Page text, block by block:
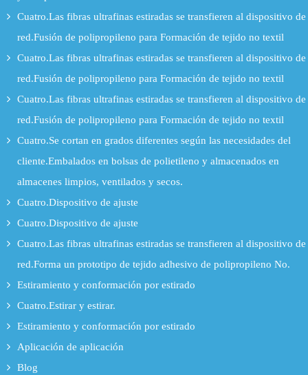
Cuatro.Las fibras ultrafinas estiradas se transfieren al dispositivo de
red.Fusión de polipropileno para Formación de tejido no textil
Cuatro.Las fibras ultrafinas estiradas se transfieren al dispositivo de
red.Fusión de polipropileno para Formación de tejido no textil
Cuatro.Las fibras ultrafinas estiradas se transfieren al dispositivo de
red.Fusión de polipropileno para Formación de tejido no textil
Cuatro.Se cortan en grados diferentes según las necesidades del
cliente.Embalados en bolsas de polietileno y almacenados en
almacenes limpios, ventilados y secos.
Cuatro.Dispositivo de ajuste
Cuatro.Dispositivo de ajuste
Cuatro.Las fibras ultrafinas estiradas se transfieren al dispositivo de
red.Forma un prototipo de tejido adhesivo de polipropileno No.
Estiramiento y conformación por estirado
Cuatro.Estirar y estirar.
Estiramiento y conformación por estirado
Aplicación de aplicación
Blog